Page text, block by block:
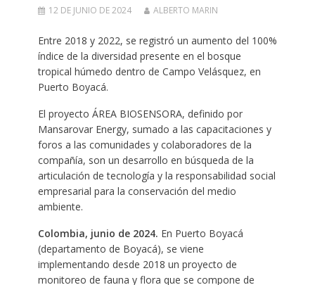
12 DE JUNIO DE 2024 ALBERTO MARIN
Entre 2018 y 2022, se registró un aumento del 100%
índice de la diversidad presente en el bosque
tropical húmedo dentro de Campo Velásquez, en
Puerto Boyacá.
El proyecto ÁREA BIOSENSORA, definido por
Mansarovar Energy, sumado a las capacitaciones y
foros a las comunidades y colaboradores de la
compañía, son un desarrollo en búsqueda de la
articulación de tecnología y la responsabilidad social
empresarial para la conservación del medio
ambiente.
Colombia, junio de 2024. En Puerto Boyacá
(departamento de Boyacá), se viene
implementando desde 2018 un proyecto de
monitoreo de fauna y flora que se compone de